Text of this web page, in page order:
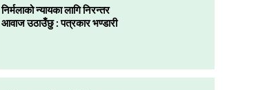
निर्मलाको न्यायका लागि निरन्तर
आवाज उठाउँछु : पत्रकार भण्डारी